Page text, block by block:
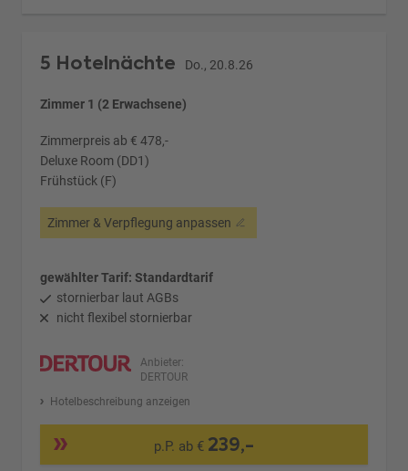
5 Hotelnächte Do., 20.8.26
Zimmer 1 (2 Erwachsene)
Zimmerpreis ab € 478,-
Deluxe Room (DD1)
Frühstück (F)
Zimmer & Verpflegung anpassen
gewählter Tarif: Standardtarif
stornierbar laut AGBs
nicht flexibel stornierbar
Anbieter:
DERTOUR
Hotelbeschreibung anzeigen
p.P. ab € 239,-